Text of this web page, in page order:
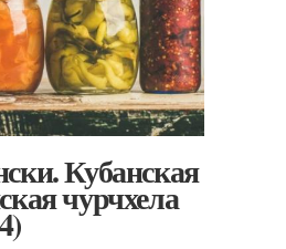
Кубанская
чурчхела